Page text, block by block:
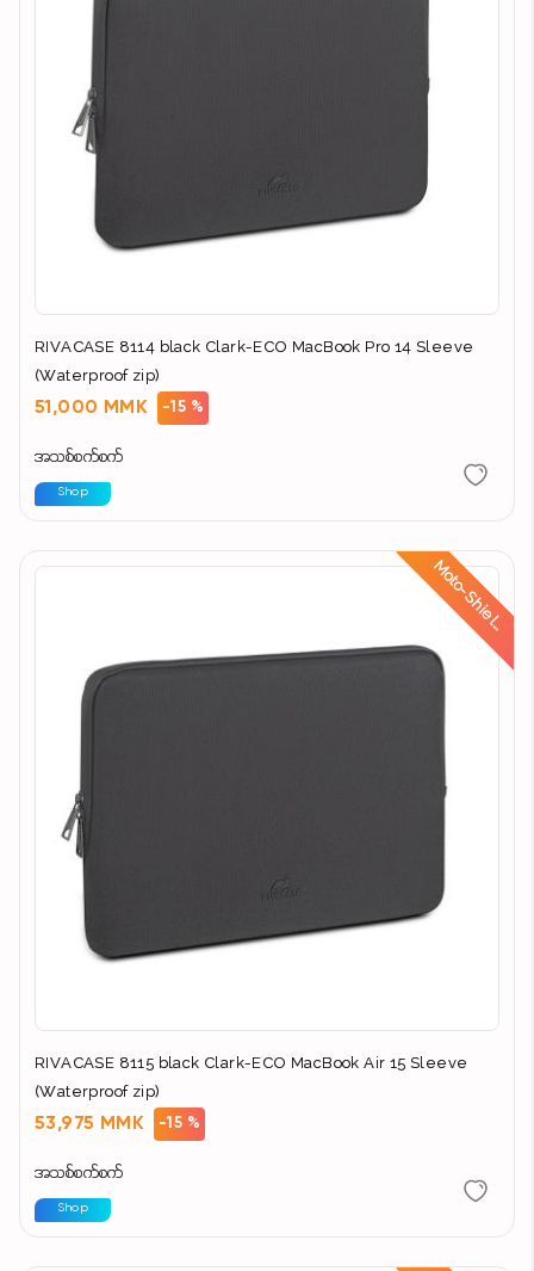
documents and passport
• Two external pockets for accessories and a
smartphone
• Removable shoulder strap and padded handle
Product Weight: 0.82 kg
External dimensions: 240x185x330 mm
Internal dimensions: 180x150x300 mm
Inner material: Polyester
RIVACASE 8114 black Clark-ECO MacBook Pro 14 Sleeve
(Waterproof zip)
51,000 MMK -15 %
အသစ်စက်စက်
Shop
d
RIVACASE 8115 black Clark-ECO MacBook Air 15 Sleeve
(Waterproof zip)
53,975 MMK -15 %
အသစ်စက်စက်
Shop